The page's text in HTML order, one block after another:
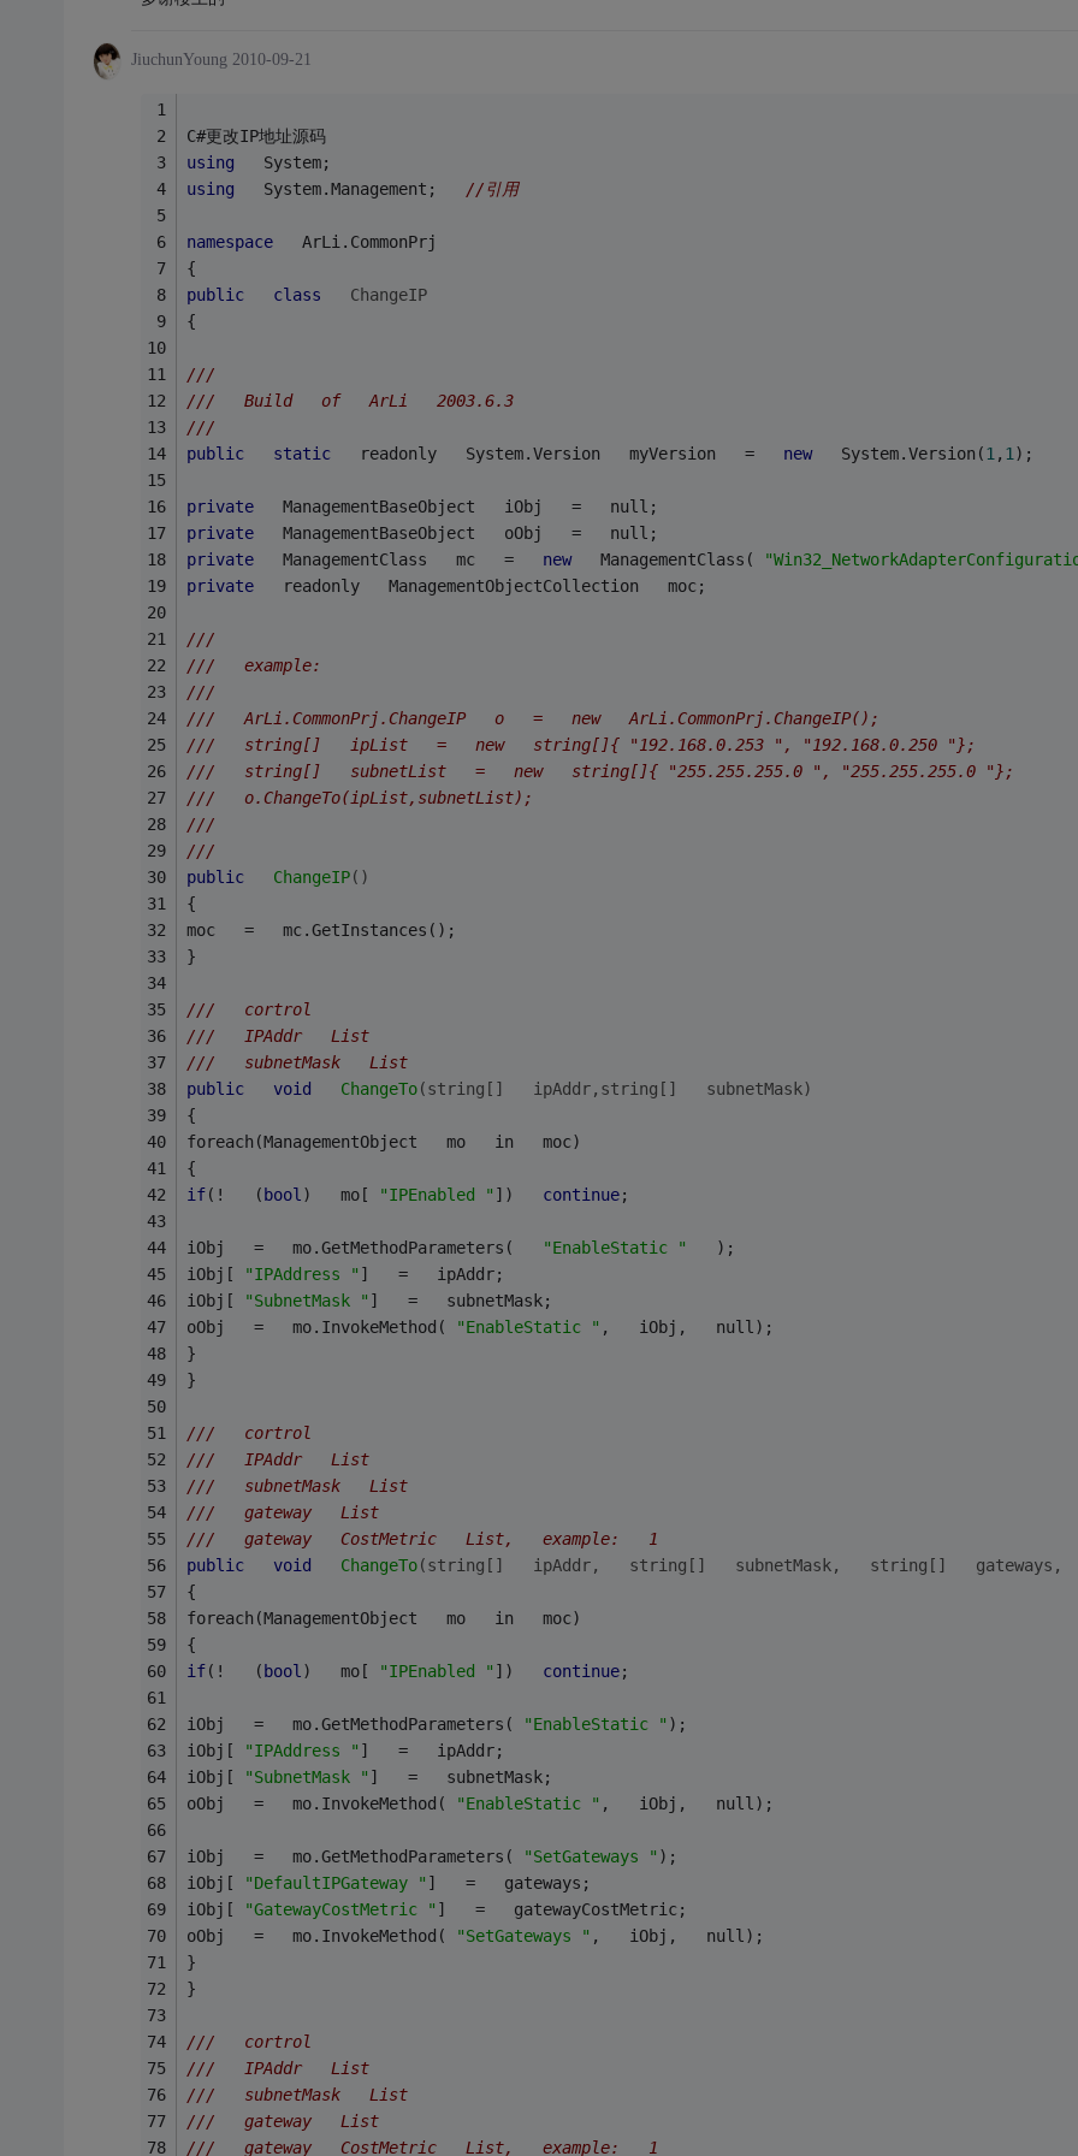
JiuchunYoung 2010-09-21
C#更改IP地址源码
using
   System;
using
   System.Management;
//引用
namespace
   ArLi.CommonPrj
{
public
class
ChangeIP
{
///
///   Build   of   ArLi   2003.6.3
///
public
static
   readonly   System.Version   myVersion   =
new
   System.Version(
1 , 1 );
private
   ManagementBaseObject   iObj   =   null;
private
   ManagementBaseObject   oObj   =   null;
private
   ManagementClass   mc   =
new
   ManagementClass(
private
   readonly   ManagementObjectCollection   moc;
///
///   example:
///
///   ArLi.CommonPrj.ChangeIP   o   =   new   ArLi.CommonPrj.ChangeIP();
///   string[]   ipList   =   new   string[]{ "192.168.0.253 ", "192.168.0.250 "};
///   string[]   subnetList   =   new   string[]{ "255.255.255.0 ", "255.255.255.0 "};
///   o.ChangeTo(ipList,subnetList);
///
///
public
ChangeIP()
{
moc   =   mc.GetInstances();
}
///   cortrol
///   IPAddr   List
///   subnetMask   List
public
void ChangeTo(string []   ipAddr, string []   subnetMask)
{
foreach(ManagementObject   mo   in   moc)
{
if(!   ( bool )   mo[ "IPEnabled " ]) continue;
iObj   =   mo.GetMethodParameters( "EnableStatic "
   );
iObj[
"IPAddress " ]   =   ipAddr;
iObj[
"SubnetMask " ]   =   subnetMask;
oObj   =   mo.InvokeMethod(
"EnableStatic " ,   iObj,   null);
}
}
///   cortrol
///   IPAddr   List
///   subnetMask   List
///   gateway   List
///   gateway   CostMetric   List,   example:   1
public
void ChangeTo(string []   ipAddr, string []   subnetMask, string []
{
foreach(ManagementObject   mo   in   moc)
{
if(!   ( bool )   mo[ "IPEnabled " ]) continue;
iObj   =   mo.GetMethodParameters( "EnableStatic " );
iObj[
"IPAddress " ]   =   ipAddr;
iObj[
"SubnetMask " ]   =   subnetMask;
oObj   =   mo.InvokeMethod(
"EnableStatic " ,   iObj,   null);
iObj   =   mo.GetMethodParameters( "SetGateways " );
iObj[
"DefaultIPGateway " ]   =   gateways;
iObj[
"GatewayCostMetric " ]   =   gatewayCostMetric;
oObj   =   mo.InvokeMethod(
"SetGateways " ,   iObj,   null);
}
}
///   cortrol
///   IPAddr   List
///   subnetMask   List
///   gateway   List
///   gateway   CostMetric   List,   example:   1